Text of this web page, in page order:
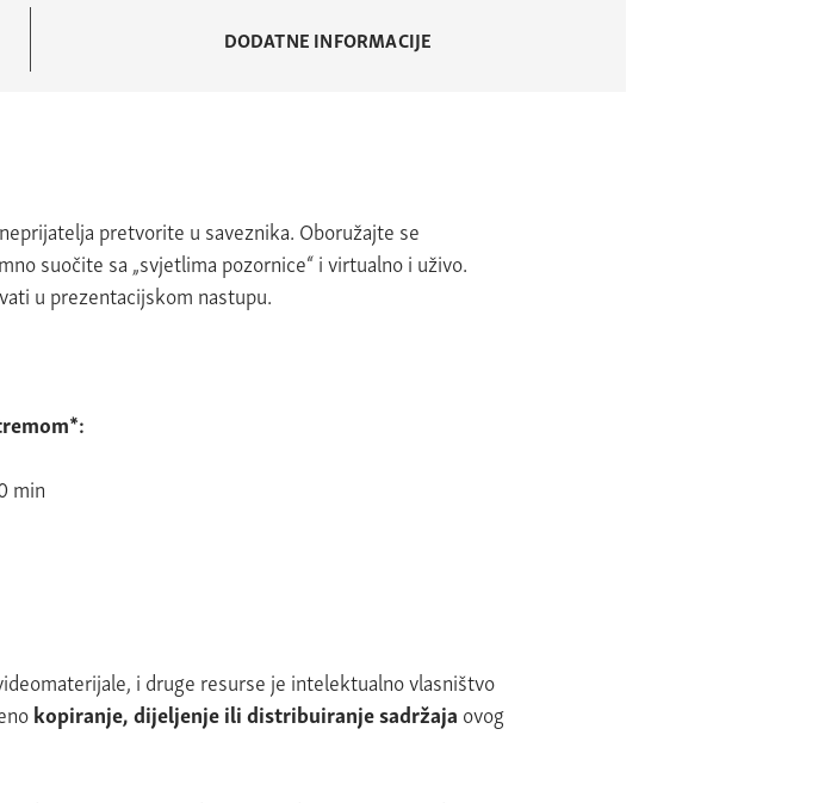
DODATNE INFORMACIJE
pretvorite u saveznika. Oboružajte se
suočite sa „svjetlima pozornice“ i virtualno i uživo.
u prezentacijskom nastupu.
min
i druge resurse je intelektualno vlasništvo
kopiranje, dijeljenje ili distribuiranje sadržaja ovog